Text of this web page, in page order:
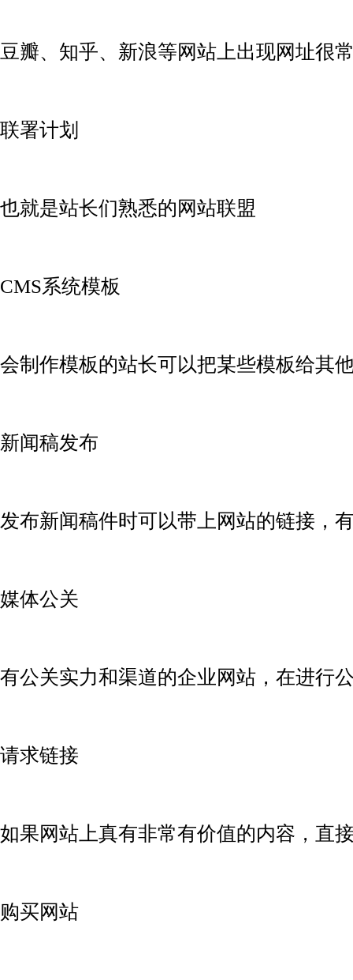
豆瓣、知乎、新浪等网站上出现网址很
联署计划
也就是站长们熟悉的网站联盟
CMS系统模板
会制作模板的站长可以把某些模板给其
新闻稿发布
发布新闻稿件时可以带上网站的链接，
媒体公关
有公关实力和渠道的企业网站，在进行
请求链接
如果网站上真有非常有价值的内容，直
购买网站